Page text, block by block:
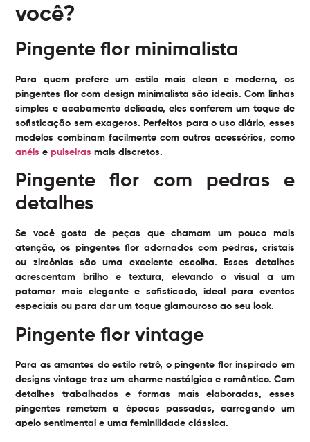
você?
Pingente flor minimalista
Para quem prefere um estilo mais clean e moderno, os
pingentes flor com design minimalista são ideais. Com linhas
simples e acabamento delicado, eles conferem um toque de
sofisticação sem exageros. Perfeitos para o uso diário, esses
modelos combinam facilmente com outros acessórios, como
anéis epulseiras mais discretos.
Pingente flor com pedras e
detalhes
Se você gosta de peças que chamam um pouco mais
atenção, os pingentes flor adornados com pedras, cristais
ou zircônias são uma excelente escolha. Esses detalhes
acrescentam brilho e textura, elevando o visual a um
patamar mais elegante e sofisticado, ideal para eventos
especiais ou para dar um toque glamouroso ao seu look.
Pingente flor vintage
Para as amantes do estilo retrô, o pingente flor inspirado em
designs vintage traz um charme nostálgico e romântico. Com
detalhes trabalhados e formas mais elaboradas, esses
pingentes remetem a épocas passadas, carregando um
apelo sentimental e uma feminilidade clássica.